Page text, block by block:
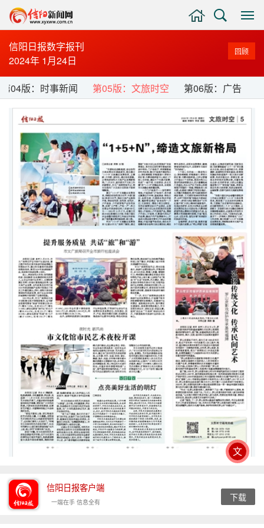
显
示
与
隐
侧
栏
搜
索
主
页
信阳日报数字报刊
2024年 1月24日
回顾
第04版：时事新闻 第05版：文旅时空 第06版：广告
信阳日报客户端
一端在手 信息全有 下载
文